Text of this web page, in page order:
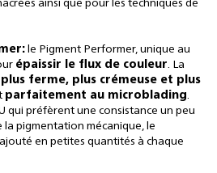
ainsi que pour les techniques de
: le Pigment Performer, unique au
épaissir le flux de couleur. La
plus ferme, plus crémeuse et plus
parfaitement au microblading.
qui préfèrent une consistance un peu
la pigmentation mécanique, le
en petites quantités à chaque